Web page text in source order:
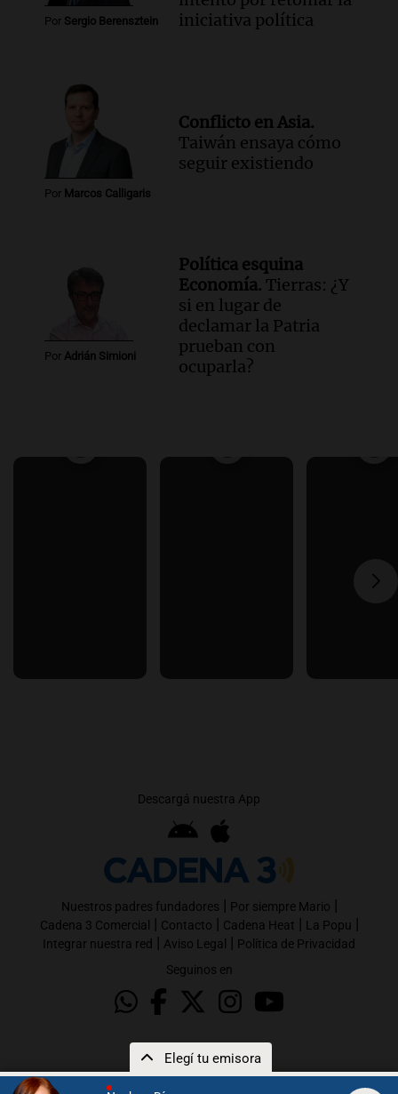
Elegí tu emisora
Por Sergio Berensztein
iniciativa política
Por Marcos Calligaris
Conflicto en Asia.
Taiwán ensaya cómo
seguir existiendo
Por Adrián Simioni
Política esquina
Economía. Tierras: ¿Y
si en lugar de
declamar la Patria
prueban con
ocuparla?
Descargá nuestra App
Nuestros padres fundadores | Por siempre Mario |
Cadena 3 Comercial | Contacto | Cadena Heat | La Popu |
Integrar nuestra red | Aviso Legal | Política de Privacidad
Seguinos en